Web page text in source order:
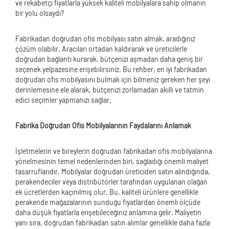
ve rekabetçi fiyatlarla yüksek kaliteli mobilyalara sahip olmanın
bir yolu olsaydı?
Fabrikadan doğrudan ofis mobilyası satın almak, aradığınız
çözüm olabilir. Aracıları ortadan kaldırarak ve üreticilerle
doğrudan bağlantı kurarak, bütçenizi aşmadan daha geniş bir
seçenek yelpazesine erişebilirsiniz. Bu rehber, en iyi fabrikadan
doğrudan ofis mobilyasını bulmak için bilmeniz gereken her şeyi
derinlemesine ele alarak, bütçenizi zorlamadan akıllı ve tatmin
edici seçimler yapmanızı sağlar.
Fabrika Doğrudan Ofis Mobilyalarının Faydalarını Anlamak
İşletmelerin ve bireylerin doğrudan fabrikadan ofis mobilyalarına
yönelmesinin temel nedenlerinden biri, sağladığı önemli maliyet
tasarruflarıdır. Mobilyalar doğrudan üreticiden satın alındığında,
perakendeciler veya distribütörler tarafından uygulanan olağan
ek ücretlerden kaçınılmış olur. Bu, kaliteli ürünlere genellikle
perakende mağazalarının sunduğu fiyatlardan önemli ölçüde
daha düşük fiyatlarla erişebileceğiniz anlamına gelir. Maliyetin
yanı sıra, doğrudan fabrikadan satın alımlar genellikle daha fazla